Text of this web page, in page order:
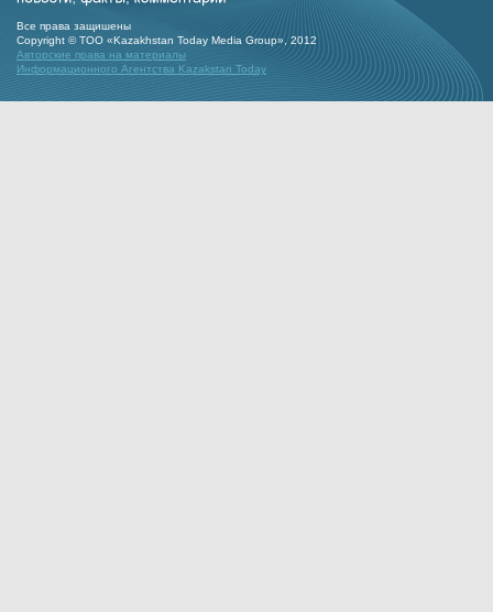
Все права защишены
Copyright © ТОО «Kazakhstan Today Media Group», 2012
Авторские права на материалы
Информационного Агентства Kazakstan Today